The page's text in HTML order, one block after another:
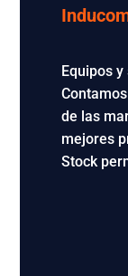
Equipos
de las
mejores
Stock